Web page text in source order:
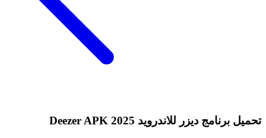
تحميل برنامج ديزر للاندرويد Deezer APK 2025